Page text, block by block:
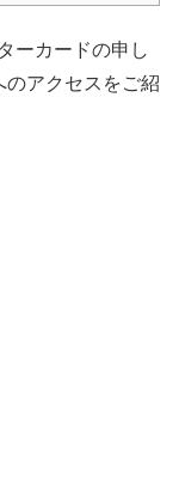
ーカードの申し
アクセスをご紹